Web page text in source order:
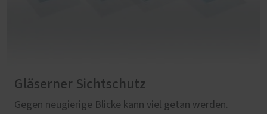
Gläserner Sichtschutz
Gegen neugierige Blicke kann viel getan werden.